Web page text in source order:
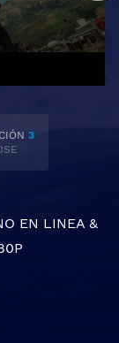
3
EN LINEA &